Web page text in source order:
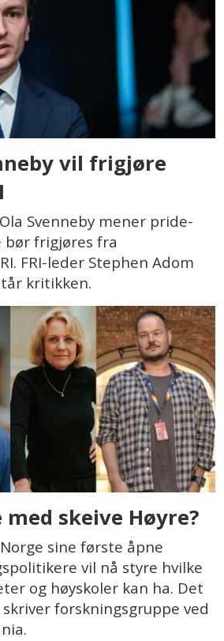
vil frigjøre
Svenneby mener pride-
frigjøres fra
FRI-leder Stephen Adom
kritikken.
med skeive Høyre?
sine første åpne
vil nå styre hvilke
og høyskoler kan ha. Det
forskningsgruppe ved